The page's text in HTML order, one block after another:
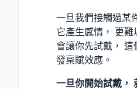
一旦我們接觸過某
它產生感情， 更難
會讓你先試戴， 這
發稟賦效應。
一旦你開始試戴，